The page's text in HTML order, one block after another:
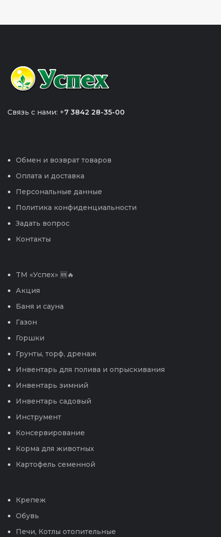
Связь с нами: +7 3842 28-35-00
Обмен и возврат товаров
Оплата и доставка
Персональные данные
Политика конфиденциальности
Задать вопрос
Контакты
TM «Успех» 🆕🔥
Акция
Баня и сауна
Газон
Горшки
Грунты, торф, дренаж
Инвентарь для полива и опрыскивания
Инвентарь зимний
Инвентарь садовый
Инструмент
Консервирование
Корма для животных
Картофель семенной
Крепеж
Обувь
Печи, Котлы отопительные